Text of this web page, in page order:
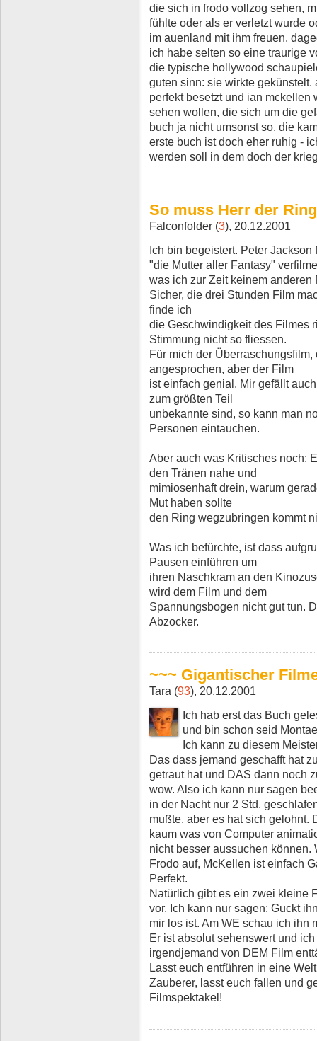
die sich in frodo vollzog sehen,
fühlte oder als er verletzt wurde
im auenland mit ihm freuen.
ich habe selten so eine traurige
die typische hollywood
guten sinn: sie wirkte
perfekt besetzt und ian mckellen
sehen wollen, die sich um die
buch ja nicht umsonst so. die
erste buch ist doch eher ruhig -
werden soll in dem doch der
So muss Herr der
Falconfolder (3), 20.12.2001
Ich bin begeistert. Peter
"die Mutter aller Fantasy"
was ich zur Zeit keinem
Sicher, die drei Stunden Film
finde ich
die Geschwindigkeit des Filmes
Stimmung nicht so fliessen.
Für mich der
angesprochen, aber der Film
ist einfach genial. Mir gefällt
zum größten Teil
unbekannte sind, so kann man
Personen eintauchen.
Aber auch was Kritisches noch:
den Tränen nahe und
mimiosenhaft drein, warum
Mut haben sollte
den Ring wegzubringen kommt
Was ich befürchte, ist dass
Pausen einführen um
ihren Naschkram an den
wird dem Film und dem
Spannungsbogen nicht gut tun.
Abzocker.
~~~ Gigantischer
Tara (93), 20.12.2001
Ich hab erst das Buch
und bin schon seid
Ich kann zu diesem
Das dass jemand geschafft hat
getraut hat und DAS dann noch
wow. Also ich kann nur sagen
in der Nacht nur 2 Std.
mußte, aber es hat sich gelohnt.
kaum was von Computer
nicht besser aussuchen
Frodo auf, McKellen ist einfach
Perfekt.
Natürlich gibt es ein zwei kleine
vor. Ich kann nur sagen: Guckt
mir los ist. Am WE schau ich ihn
Er ist absolut sehenswert und
irgendjemand von DEM Film
Lasst euch entführen in eine
Zauberer, lasst euch fallen und
Filmspektakel!